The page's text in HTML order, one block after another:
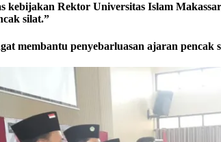
kebijakan Rektor Universitas Islam
silat.”
membantu penyebarluasan ajaran pencak